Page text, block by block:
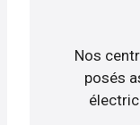
Nos
posés